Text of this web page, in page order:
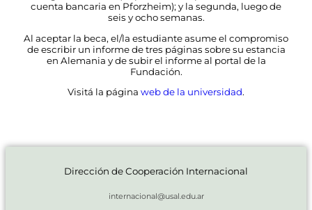
cuenta bancaria en Pforzheim); y la segunda, luego de
seis y ocho semanas.
Al aceptar la beca, el/la estudiante asume el compromiso
de escribir un informe de tres páginas sobre su estancia
en Alemania y de subir el informe al portal de la
Fundación.
Visitá la página web de la universidad.
Dirección de Cooperación Internacional
internacional@usal.edu.ar